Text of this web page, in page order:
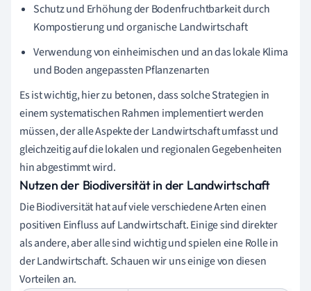
Schutz und Erhöhung der Bodenfruchtbarkeit durch
Kompostierung und organische Landwirtschaft
Verwendung von einheimischen und an das lokale Klima
und Boden angepassten Pflanzenarten
Es ist wichtig, hier zu betonen, dass solche Strategien in
einem systematischen Rahmen implementiert werden
müssen, der alle Aspekte der Landwirtschaft umfasst und
gleichzeitig auf die lokalen und regionalen Gegebenheiten
hin abgestimmt wird.
Nutzen der Biodiversität in der Landwirtschaft
Die Biodiversität hat auf viele verschiedene Arten einen
positiven Einfluss auf Landwirtschaft. Einige sind direkter
als andere, aber alle sind wichtig und spielen eine Rolle in
der Landwirtschaft. Schauen wir uns einige von diesen
Vorteilen an.